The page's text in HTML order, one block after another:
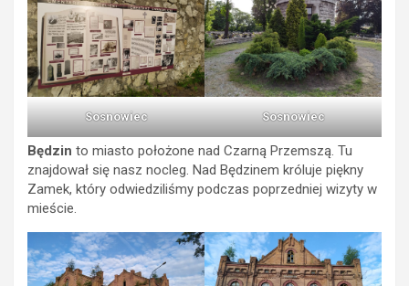
Sosnowiec Sosnowiec
Będzin to miasto położone nad Czarną Przemszą. Tu
znajdował się nasz nocleg. Nad Będzinem króluje piękny
Zamek, który odwiedziliśmy podczas poprzedniej wizyty w
mieście.